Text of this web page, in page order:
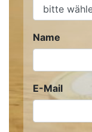
Name
E-Mail